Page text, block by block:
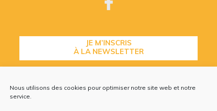
Nous utilisons des cookies pour optimiser notre site web et notre
service.
JE M’INSCRIS
À LA NEWSLETTER